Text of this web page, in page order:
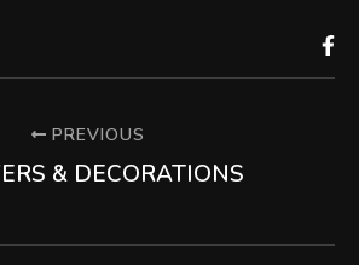
PREVIOUS
& DECORATIONS